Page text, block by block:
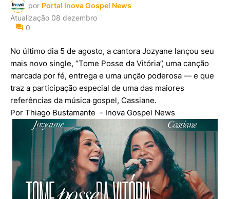
por Portal Inova Gospel News
Atualização 08 dezembro
0
No último dia 5 de agosto, a cantora Jozyane lançou seu
mais novo single, “Tome Posse da Vitória”, uma canção
marcada por fé, entrega e uma unção poderosa — e que
traz a participação especial de uma das maiores
referências da música gospel, Cassiane.
Por Thiago Bustamante - Inova Gospel News